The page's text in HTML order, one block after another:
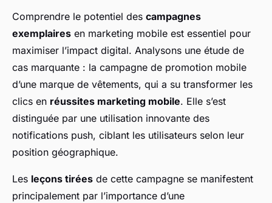
Comprendre le potentiel des campagnes
exemplaires en marketing mobile est essentiel pour
maximiser l’impact digital. Analysons une étude de
cas marquante : la campagne de promotion mobile
d’une marque de vêtements, qui a su transformer les
clics en réussites marketing mobile. Elle s’est
distinguée par une utilisation innovante des
notifications push, ciblant les utilisateurs selon leur
position géographique.
Les leçons tirées de cette campagne se manifestent
principalement par l’importance d’une